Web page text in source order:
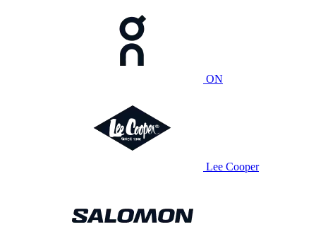
ON
Lee Cooper